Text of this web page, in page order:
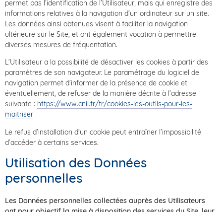
permet pas l’identification de l’Utilisateur, mais qui enregistre des
informations relatives à la navigation d’un ordinateur sur un site.
Les données ainsi obtenues visent à faciliter la navigation
ultérieure sur le Site, et ont également vocation à permettre
diverses mesures de fréquentation.
L’Utilisateur a la possibilité de désactiver les cookies à partir des
paramètres de son navigateur. Le paramétrage du logiciel de
navigation permet d’informer de la présence de cookie et
éventuellement, de refuser de la manière décrite à l’adresse
suivante : https://www.cnil.fr/fr/cookies-les-outils-pour-les-
maitriser
Le refus d’installation d’un cookie peut entraîner l’impossibilité
d’accéder à certains services.
Utilisation des Données
personnelles
Les Données personnelles collectées auprès des Utilisateurs